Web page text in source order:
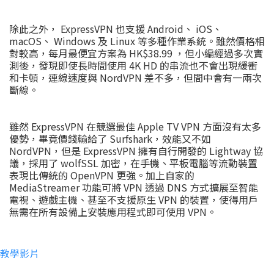
除此之外， ExpressVPN 也支援 Android、 iOS、
macOS、 Windows 及 Linux 等多種作業系統。雖然價格相
對較高，每月最便宜方案為 HK$38.99 ，但小編經過多次實
測後，發現即使長時間使用 4K HD 的串流也不會出現緩衝
和卡頓，連線速度與 NordVPN 差不多，但間中會有一兩次
斷線。
雖然 ExpressVPN 在競選最佳 Apple TV VPN 方面沒有太多
優勢，畢竟價錢輸給了 Surfshark，效能又不如
NordVPN，但是 ExpressVPN 擁有自行開發的 Lightway 協
議，採用了 wolfSSL 加密，在手機、平板電腦等流動裝置
表現比傳統的 OpenVPN 更強。加上自家的
MediaStreamer 功能可將 VPN 透過 DNS 方式擴展至智能
電視、遊戲主機、甚至不支援原生 VPN 的裝置，使得用戶
無需在所有設備上安裝應用程式即可使用 VPN。
教學影片